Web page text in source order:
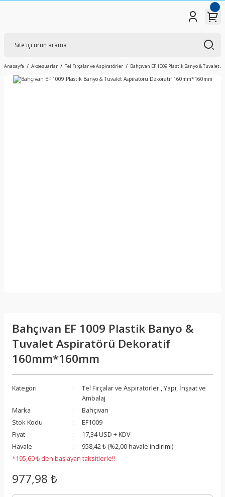
Anasayfa Aksesuarlar Tel Fırçalar ve Aspiratörler Bahçıvan EF 1009 Plastik Banyo &
Bahçıvan EF 1009 Plastik Banyo &
Tuvalet Aspiratörü Dekoratif
160mm*160mm
Kategori Tel Fırçalar ve Aspiratörler ,Yapı, İnşaat ve
Ambalaj
Marka
Bahçıvan
Stok Kodu
EF1009
Fiyat
17,34 USD + KDV
Havale
958,42 ₺ (%2,00 havale indirimi)
*195,60 ₺ den başlayan taksitlerle!!
977,98 ₺